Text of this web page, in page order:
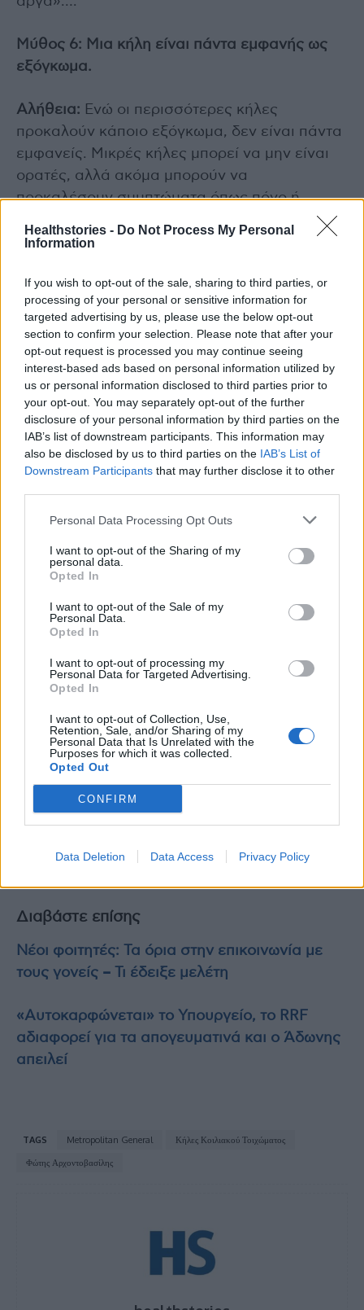
Healthstories - Do Not Process My Personal
Information
If you wish to opt-out of the sale, sharing to third parties, or
processing of your personal or sensitive information for
targeted advertising by us, please use the below opt-out
section to confirm your selection. Please note that after your
opt-out request is processed you may continue seeing
interest-based ads based on personal information utilized by
us or personal information disclosed to third parties prior to
your opt-out. You may separately opt-out of the further
disclosure of your personal information by third parties on the
IAB’s list of downstream participants. This information may
also be disclosed by us to third parties on the IAB’s List of
Downstream Participants that may further disclose it to other
Personal Data Processing Opt Outs
I want to opt-out of the Sharing of my
personal data.
Opted In
I want to opt-out of the Sale of my
Personal Data.
Opted In
I want to opt-out of processing my
Personal Data for Targeted Advertising.
Opted In
I want to opt-out of Collection, Use,
Retention, Sale, and/or Sharing of my
Personal Data that Is Unrelated with the
Purposes for which it was collected.
Opted Out
CONFIRM
Data Deletion Data Access Privacy Policy
Μύθος 6: Μια κήλη είναι πάντα εμφανής ως
εξόγκωμα.
Αλήθεια: Ενώ οι περισσότερες κήλες
προκαλούν κάποιο εξόγκωμα, δεν είναι πάντα
εμφανείς. Μικρές κήλες μπορεί να μην είναι
ορατές, αλλά ακόμα μπορούν να
προκαλέσουν συμπτώματα όπως πόνο ή
αιτία των κηλών.
Αλήθεια:
Αν και η άρση βαρών μπορεί να
συμβάλει στην εμφάνιση μιας κήλης, δεν είναι
η μοναδική αιτία. Οι κήλες μπορεί να
προκληθούν από χρόνια καταπόνηση,
παχυσαρκία, εγκυμοσύνη, χρόνιο βήχα, ή
ακόμα και από γενετική προδιάθεση.
Επιπρόσθετοι σημαντικοί επιβαρυντικοί
«Αν έχετε υποψίες ότι μπορεί να έχετε κήλη,
είναι σημαντικό να συμβουλευτείτε όχι απλά
κήλης του κοιλιακού τοιχώματος για να λάβετε
τη σωστή διάγνωση και θεραπεία» καταλήγει
ο κ. Αρχοντοβασίλης.
Διαβάστε επίσης
Νέοι φοιτητές: Τα όρια στην επικοινωνία με
τους γονείς – Τι έδειξε μελέτη
«Αυτοκαρφώνεται» το Υπουργείο, το RRF
αδιαφορεί για τα απογευματινά και ο Άδωνης
απειλεί
TAGS Metropolitan General
Κήλες Κοιλιακού Τοιχώματος
Φώτης Αρχοντοβασίλης